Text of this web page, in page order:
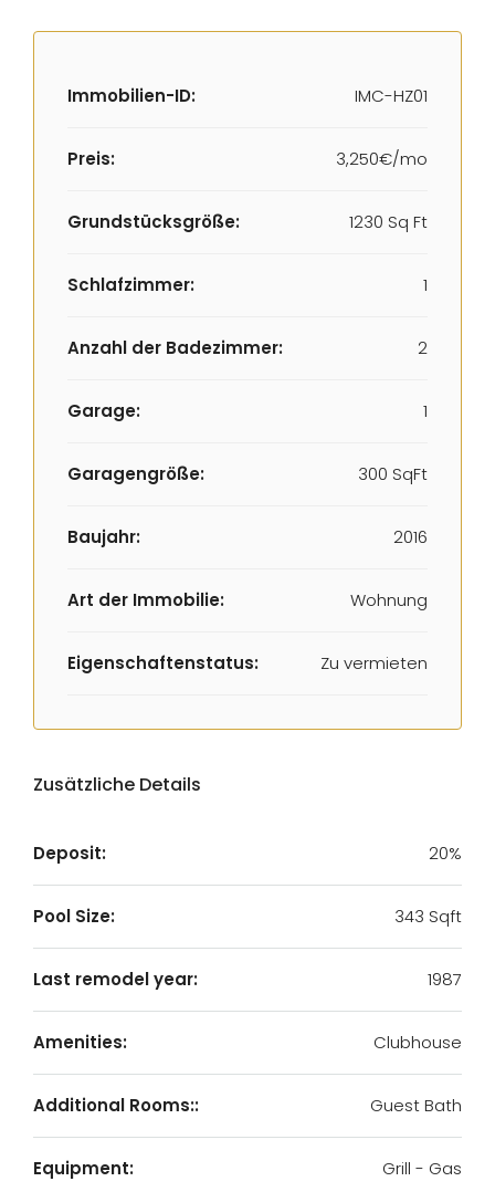
Immobilien-ID: IMC-HZ01
Preis: 3,250€/mo
Grundstücksgröße: 1230 Sq Ft
Schlafzimmer: 1
Anzahl der Badezimmer: 2
Garage: 1
Garagengröße: 300 SqFt
Baujahr: 2016
Art der Immobilie: Wohnung
Eigenschaftenstatus: Zu vermieten
Zusätzliche Details
Deposit: 20%
Pool Size: 343 Sqft
Last remodel year: 1987
Amenities: Clubhouse
Additional Rooms:: Guest Bath
Equipment: Grill - Gas